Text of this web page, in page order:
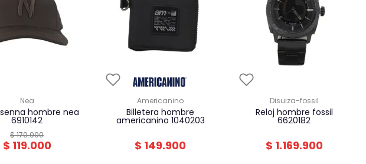
nea
6910142
$170.000
$ 119.000
americanino
billetera hombre
americanino 1040203
$ 149.900
disuiza-fossil
reloj hombre fossil
6620182
$ 1.169.900